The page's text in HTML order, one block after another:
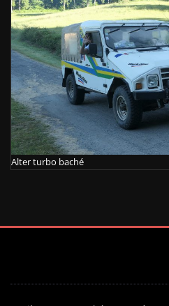
Alter turbo baché